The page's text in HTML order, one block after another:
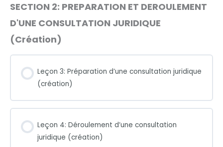
SECTION 2: PREPARATION ET DEROULEMENT
D'UNE CONSULTATION JURIDIQUE
(Création)
Leçon 3: Préparation d’une consultation juridique
(création)
Leçon 4: Déroulement d’une consultation
juridique (création)